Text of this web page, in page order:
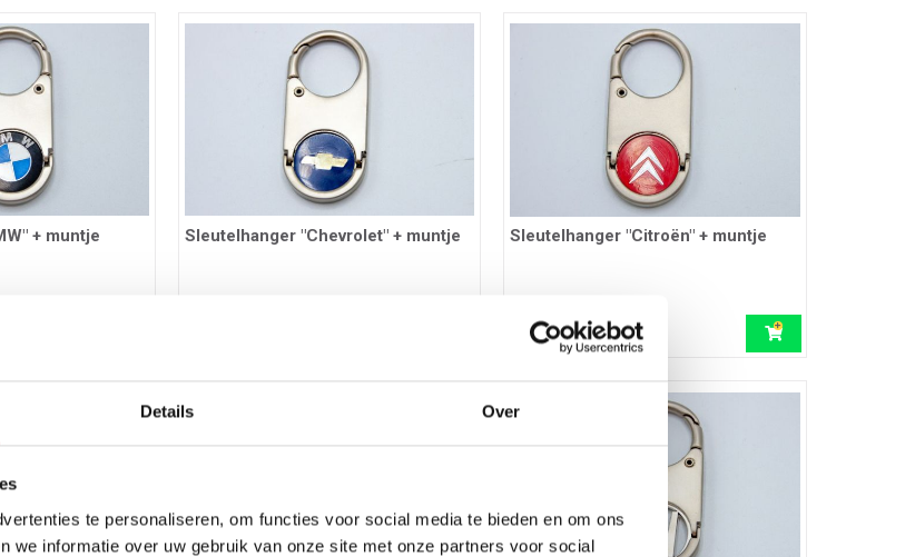
Details Over
te personaliseren, om functies voor social media te bieden en om ons
we informatie over uw gebruik van onze site met onze partners voor social
+ muntje Sleutelhanger "Chevrolet" + muntje Sleutelhanger "Citroën" + muntje
5,66 EURincl. btw